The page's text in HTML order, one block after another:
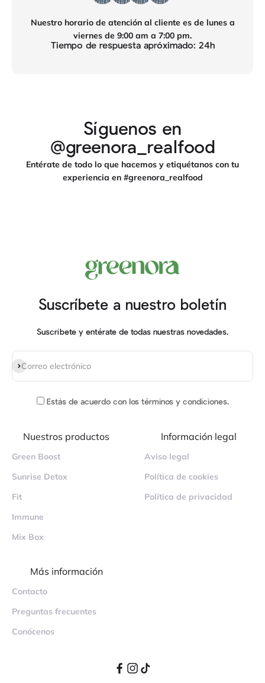
Nuestro horario de atención al cliente es de lunes a
viernes de 9:00 am a 7:00 pm.
Tiempo de respuesta apróximado: 24h
Síguenos en
@greenora_realfood
Entérate de todo lo que hacemos y etiquétanos con tu
experiencia en #greenora_realfood
Suscríbete a nuestro boletín
Suscríbete y entérate de todas nuestras novedades.
Correo electrónico
Suscribirse
Estás de acuerdo con los términos y condiciones.
Nuestros productos
Green Boost
Sunrise Detox
Fit
Immune
Mix Box
Información legal
Aviso legal
Política de cookies
Política de privacidad
Más información
Contacto
Preguntas frecuentes
Conócenos